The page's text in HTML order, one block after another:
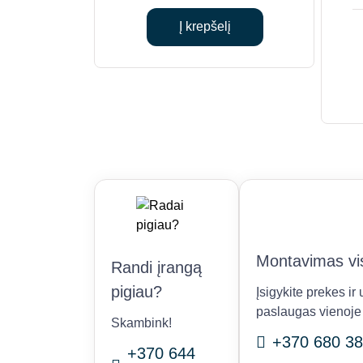
was:
€701.00.€590.00.
Į krepšelį
Randi įrangą
pigiau?
Skambink!
+370 644
Montavimas
Įsigykite prekes ir
paslaugas
+370 680